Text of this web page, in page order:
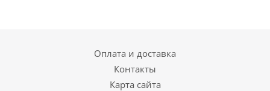
Оплата и доставка
Контакты
Карта сайта